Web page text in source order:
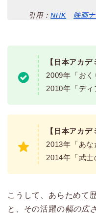
引用：NHK 映画
【日本アカ
2009年「おく
2010年「ディ
【日本アカデ
2013年「あな
2014年「武士
こうして、あらためて
と、その活躍の幅の広